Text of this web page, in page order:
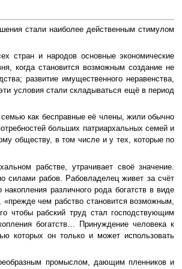
стали наиболее действенным стимулом
стран и народов основные экономические
когда становится возможным создание не
развитие имущественного неравенства,
условия стали складываться ещё в период
как бесправные её члены, жили обычно
больших патриархальных семей и
обществу, в том числе и у тех, которые по
рабстве, утрачивает своё значение.
силами рабов. Рабовладелец живет за счёт
различного рода богатств в виде
чем рабство становится возможным,
чтобы рабский труд стал господствующим
богатств… Принуждение человека к
которых он только и может использовать
промыслом, дающим пленников и